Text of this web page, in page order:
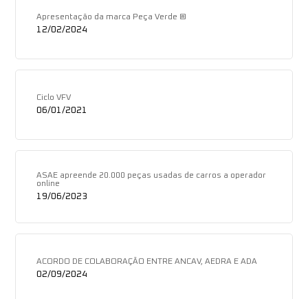
Apresentação da marca Peça Verde ®
12/02/2024
Ciclo VFV
06/01/2021
ASAE apreende 20.000 peças usadas de carros a operador
online
19/06/2023
ACORDO DE COLABORAÇÃO ENTRE ANCAV, AEDRA E ADA
02/09/2024